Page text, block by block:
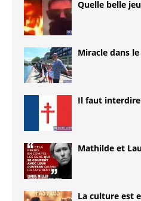
Quelle belle
Miracle dans le
Il faut
Mathilde et
La culture est